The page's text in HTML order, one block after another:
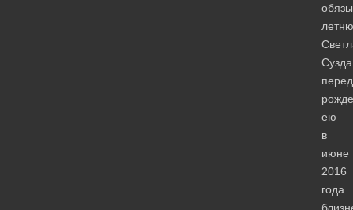
ею
в
июне
2016
года